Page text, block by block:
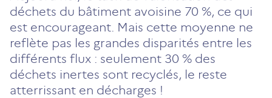
déchets du bâtiment avoisine 70 %, ce qui
est encourageant. Mais cette moyenne ne
reflète pas les grandes disparités entre les
différents flux : seulement 30 % des
déchets inertes sont recyclés, le reste
atterrissant en décharges !